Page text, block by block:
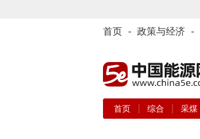
首页 - 政策与经济 -
首页 综合 采煤